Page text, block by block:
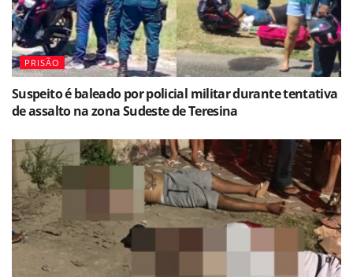
PRISÃO
Suspeito é baleado por policial militar durante tentativa
de assalto na zona Sudeste de Teresina